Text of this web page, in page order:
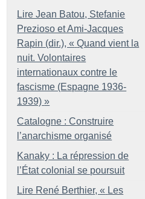
Lire Jean Batou, Stefanie
Prezioso et Ami-Jacques
Rapin (dir.), « Quand vient la
nuit. Volontaires
internationaux contre le
fascisme (Espagne 1936-
1939) »
Catalogne : Construire
l’anarchisme organisé
Kanaky : La répression de
l’État colonial se poursuit
Lire René Berthier, « Les